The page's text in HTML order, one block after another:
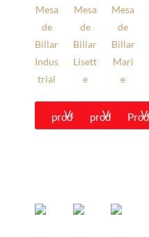
Mesa
de
Billar
Indus
trial
Ver
producto
Mesa
de
Billar
Lisett
e
Ver
producto
Mesa
de
Billar
Mari
e